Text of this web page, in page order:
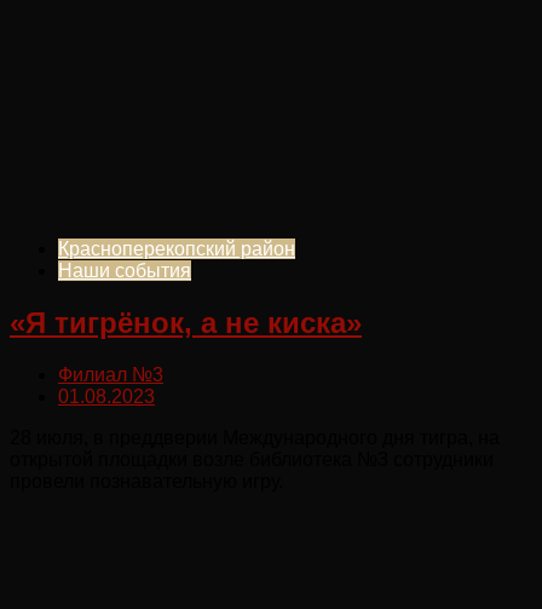
Красноперекопский район
Наши события
«Я тигрёнок, а не киска»
Филиал №3
01.08.2023